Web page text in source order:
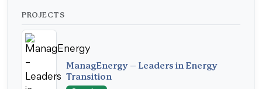
PROJECTS
ManagEnergy – Leaders in Energy
Transition